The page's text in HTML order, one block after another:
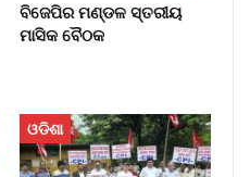
ବିଜେପିର ମଣ୍ଡଳ ସ୍ତରୀୟ
ମାସିକ ବୈଠକ
ଓଡିଶା